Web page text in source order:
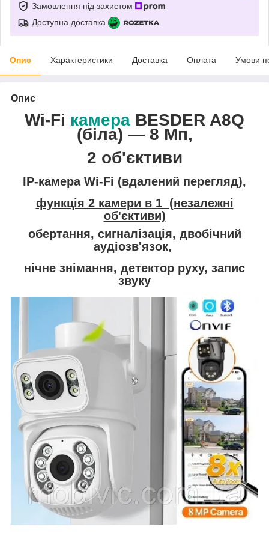
Замовлення під захистом
Доступна доставка
Опис Характеристики Доставка Оплата Умови
Опис
Wi-Fi камера BESDER A8Q
(біла) — 8 Мп,
2 об'єктиви
IP-камера Wi-Fi (вдалений перегляд),
функція 2 камери в 1 (незалежні
об'єктиви)
обертання, сигналізація, двобічний
аудіозв'язок,
нічне знімання, детектор руху, запис
звуку